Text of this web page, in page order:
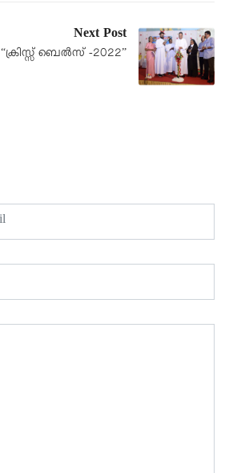
Next Post
“ക്രിസ്സ് ബെൽസ് -2022”